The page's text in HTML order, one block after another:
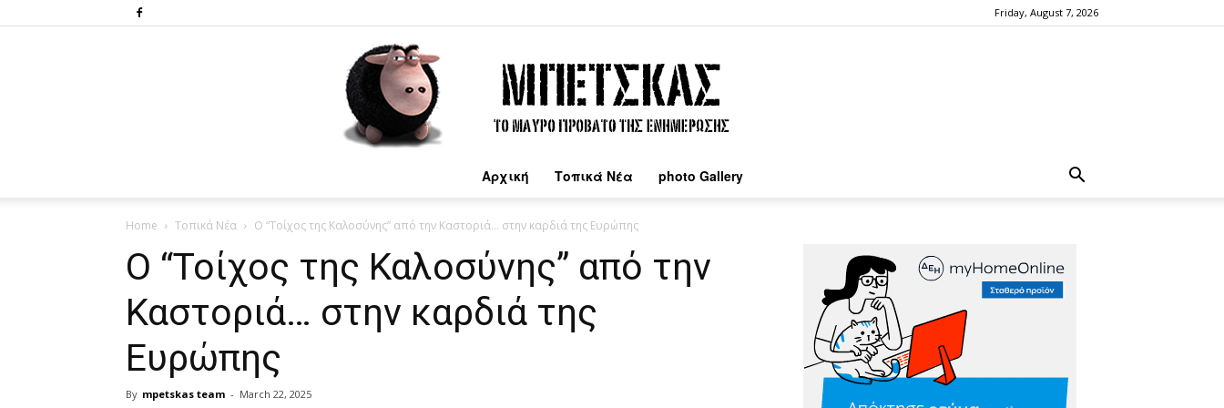
Friday, August 7, 2026
Αρχική Τοπικά Νέα photo Gallery
Home Τοπικά Νέα Ο “Τοίχος της Καλοσύνης” από την Καστοριά… στην καρδιά της Ευρώπης
Ο “Τοίχος της Καλοσύνης” από την
Καστοριά… στην καρδιά της
Ευρώπης
By mpetskas team - March 22, 2025